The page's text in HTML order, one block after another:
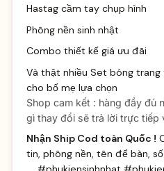
Hastag cầm tay chụp hình
Phông nền sinh nhật
Combo thiết kế giá ưu đãi
Và thật nhiều Set bóng trang
cho bố mẹ lựa chọn
Shop cam kết : hàng đầy đủ
gì thay đổi sẽ trả lời trực tiếp
Nhận Ship Cod toàn Quốc !
tin, phông nền, tên để bàn,